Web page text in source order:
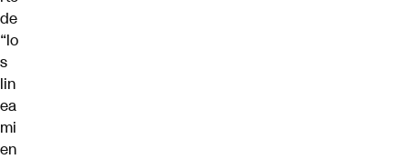
de
“lo
s
lin
ea
mi
en